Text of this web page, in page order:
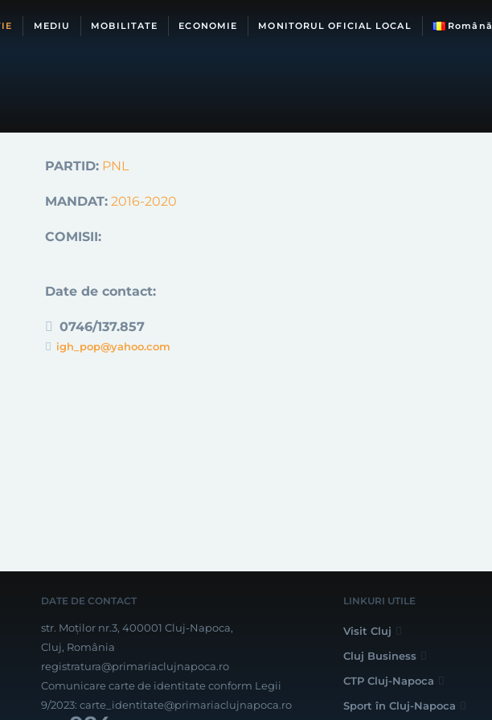
MEDIU MOBILITATE ECONOMIE MONITORUL OFICIAL LOCAL Română
PARTID: PNL
MANDAT: 2016-2020
COMISII:
Date de contact:
0746/137.857
igh_pop@yahoo.com
DATE DE CONTACT
str. Moților nr.3, 400001 Cluj-Napoca,
Cluj, România
registratura@primariaclujnapoca.ro
Comunicare carte de identitate conform Legii
9/2023: carte_identitate@primariaclujnapoca.ro
LINKURI UTILE
Visit Cluj
Cluj Business
CTP Cluj-Napoca
Sport în Cluj-Napoca